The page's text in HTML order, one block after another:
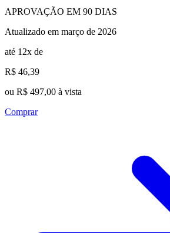
APROVAÇÃO EM 90 DIAS
Atualizado em março de 2026
até 12x de
R$ 46,39
ou R$ 497,00 à vista
Comprar